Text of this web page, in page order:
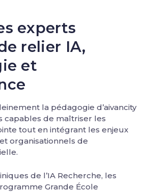
experts
relier IA,
et
la pédagogie d’aivancity
capables de maîtriser les
tout en intégrant les enjeux
organisationnels de
de l’IA Recherche, les
Grande École